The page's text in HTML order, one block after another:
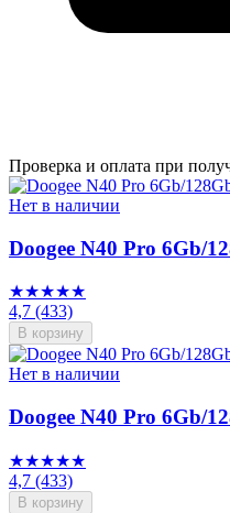
Проверка и оплата при
Нет в наличии
Doogee N40 Pro 6Gb/
★★★★★
4,7 (433)
В корзину
Нет в наличии
Doogee N40 Pro 6Gb/
★★★★★
4,7 (433)
В корзину